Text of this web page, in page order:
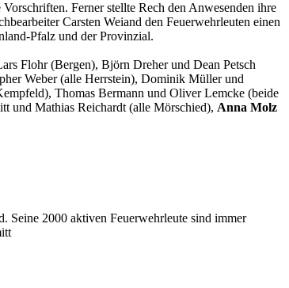
Ferner stellte Rech den Anwesenden ihre
Carsten Weiand den Feuerwehrleuten einen
Pfalz und der Provinzial.
Flohr (Bergen), Björn Dreher und Dean Petsch
Weber (alle Herrstein), Dominik Müller und
Thomas Bermann und Oliver Lemcke (beide
und Mathias Reichardt (alle Mörschied), Anna Molz
Seine 2000 aktiven Feuerwehrleute sind immer